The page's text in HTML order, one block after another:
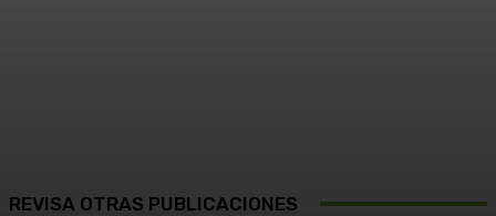
REVISA OTRAS PUBLICACIONES